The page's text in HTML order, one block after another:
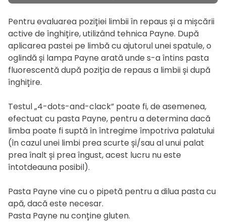
Pentru evaluarea poziției limbii în repaus și a mișcării
active de înghițire, utilizând tehnica Payne. După
aplicarea pastei pe limbă cu ajutorul unei spatule, o
oglindă și lampa Payne arată unde s-a întins pasta
fluorescentă după poziția de repaus a limbii și după
înghițire.
Testul „4-dots-and-clack” poate fi, de asemenea,
efectuat cu pasta Payne, pentru a determina dacă
limba poate fi suptă în întregime împotriva palatului
(în cazul unei limbi prea scurte și/sau al unui palat
prea înalt și prea îngust, acest lucru nu este
întotdeauna posibil).
Pasta Payne vine cu o pipetă pentru a dilua pasta cu
apă, dacă este necesar.
Pasta Payne nu conține gluten.